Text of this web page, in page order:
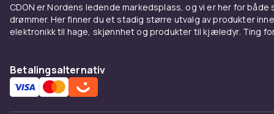
ekstra
rom som
CDON er Nordens ledende markedsplass, og vi er her for
drømmer. Her finner du et stadig større utvalg av produkter
elektronikk til hage, skjønnhet og produkter til kjæledyr. Ting
Betalingsalternativ